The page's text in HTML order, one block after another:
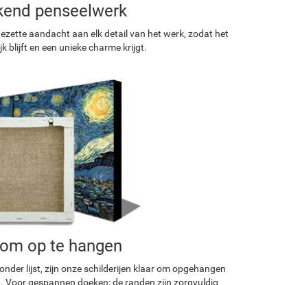
penseelwerk
aandacht aan elk detail van het werk, zodat het
blijft en een unieke charme krijgt.
op te hangen
lijst, zijn onze schilderijen klaar om opgehangen
gespannen doeken: de randen zijn zorgvuldig